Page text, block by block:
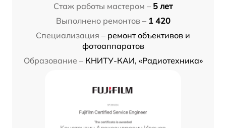
Стаж работы мастером – 5 лет
Выполнено ремонтов – 1 420
Специализация – ремонт объективов и
фотоаппаратов
Образование – КНИТУ-КАИ, «Радиотехника»